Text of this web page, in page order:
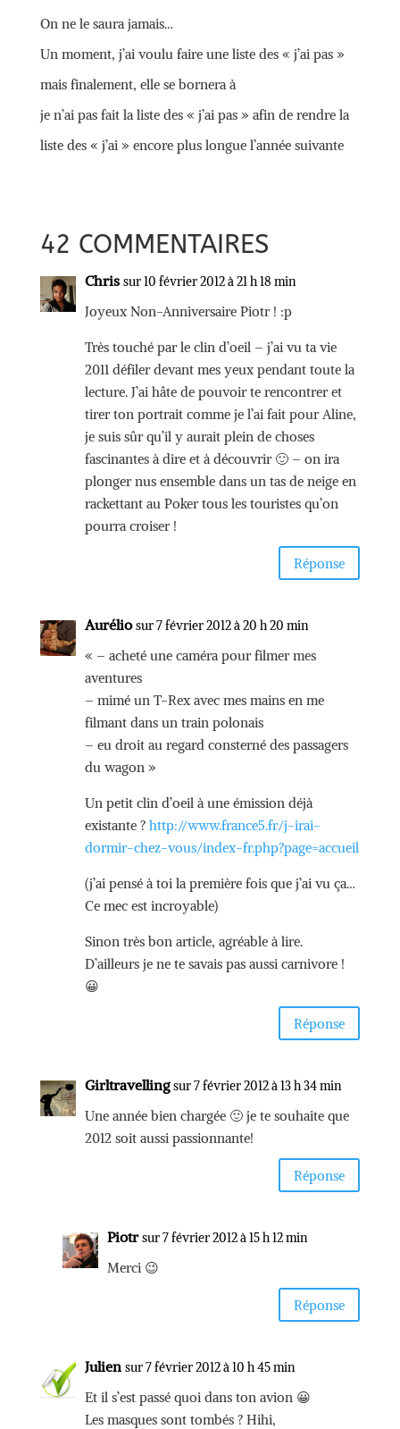
On ne le saura jamais…
Un moment, j’ai voulu faire une liste des « j’ai pas »
mais finalement, elle se bornera à
je n’ai pas fait la liste des « j’ai pas » afin de rendre la
liste des « j’ai » encore plus longue l’année suivante
42 COMMENTAIRES
Chris sur 10 février 2012 à 21 h 18 min
Joyeux Non-Anniversaire Piotr ! :p
Très touché par le clin d’oeil – j’ai vu ta vie
2011 défiler devant mes yeux pendant toute la
lecture. J’ai hâte de pouvoir te rencontrer et
tirer ton portrait comme je l’ai fait pour Aline,
je suis sûr qu’il y aurait plein de choses
fascinantes à dire et à découvrir 🙂 – on ira
plonger nus ensemble dans un tas de neige en
rackettant au Poker tous les touristes qu’on
pourra croiser !
Réponse
Aurélio sur 7 février 2012 à 20 h 20 min
« – acheté une caméra pour filmer mes
aventures
– mimé un T-Rex avec mes mains en me
filmant dans un train polonais
– eu droit au regard consterné des passagers
du wagon »
Un petit clin d’oeil à une émission déjà
existante ? http://www.france5.fr/j-irai-
dormir-chez-vous/index-fr.php?page=accueil
(j’ai pensé à toi la première fois que j’ai vu ça…
Ce mec est incroyable)
Sinon très bon article, agréable à lire.
D’ailleurs je ne te savais pas aussi carnivore !
😀
Réponse
Girltravelling sur 7 février 2012 à 13 h 34 min
Une année bien chargée 🙂 je te souhaite que
2012 soit aussi passionnante!
Réponse
Piotr sur 7 février 2012 à 15 h 12 min
Merci 😉
Réponse
Julien sur 7 février 2012 à 10 h 45 min
Et il s’est passé quoi dans ton avion 😀
Les masques sont tombés ? Hihi,